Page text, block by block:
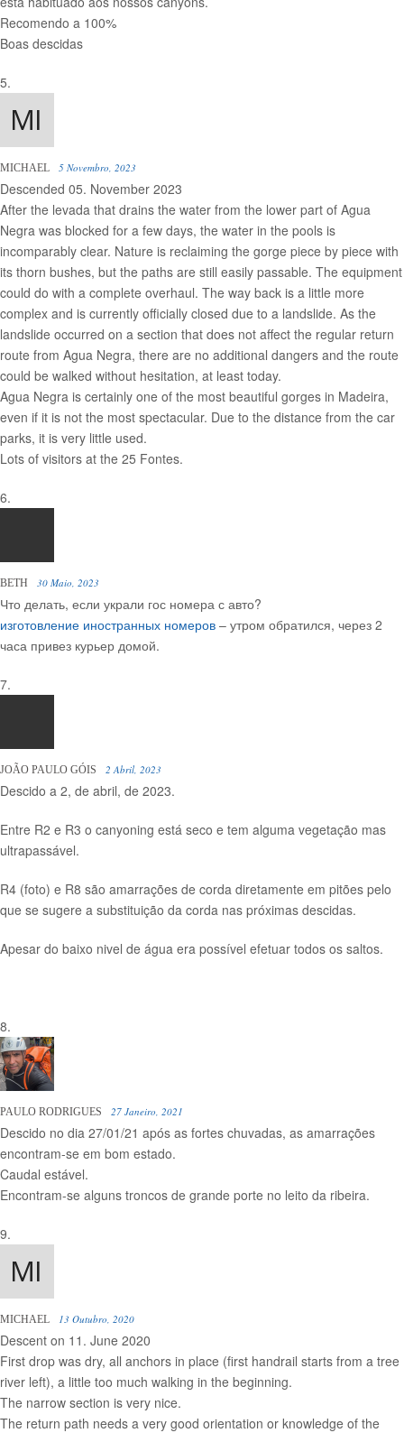
Recomendo a 100%
Boas descidas
MICHAEL 5 Novembro, 2023
Descended 05. November 2023
After the levada that drains the water from the lower part of Agua
Negra was blocked for a few days, the water in the pools is
incomparably clear. Nature is reclaiming the gorge piece by piece with
its thorn bushes, but the paths are still easily passable. The equipment
could do with a complete overhaul. The way back is a little more
complex and is currently officially closed due to a landslide. As the
landslide occurred on a section that does not affect the regular return
route from Agua Negra, there are no additional dangers and the route
could be walked without hesitation, at least today.
Agua Negra is certainly one of the most beautiful gorges in Madeira,
even if it is not the most spectacular. Due to the distance from the car
parks, it is very little used.
Lots of visitors at the 25 Fontes.
BETH 30 Maio, 2023
Что делать, если украли гос номера с авто?
изготовление иностранных номеров – утром обратился, через 2
часа привез курьер домой.
JOÃO PAULO GÓIS 2 Abril, 2023
Descido a 2, de abril, de 2023.
Entre R2 e R3 o canyoning está seco e tem alguma vegetação mas
ultrapassável.
R4 (foto) e R8 são amarrações de corda diretamente em pitões pelo
que se sugere a substituição da corda nas próximas descidas.
Apesar do baixo nivel de água era possível efetuar todos os saltos.
PAULO RODRIGUES 27 Janeiro, 2021
Descido no dia 27/01/21 após as fortes chuvadas, as amarrações
encontram-se em bom estado.
Caudal estável.
Encontram-se alguns troncos de grande porte no leito da ribeira.
MICHAEL 13 Outubro, 2020
Descent on 11. June 2020
First drop was dry, all anchors in place (first handrail starts from a tree
river left), a little too much walking in the beginning.
The narrow section is very nice.
The return path needs a very good orientation or knowledge of the